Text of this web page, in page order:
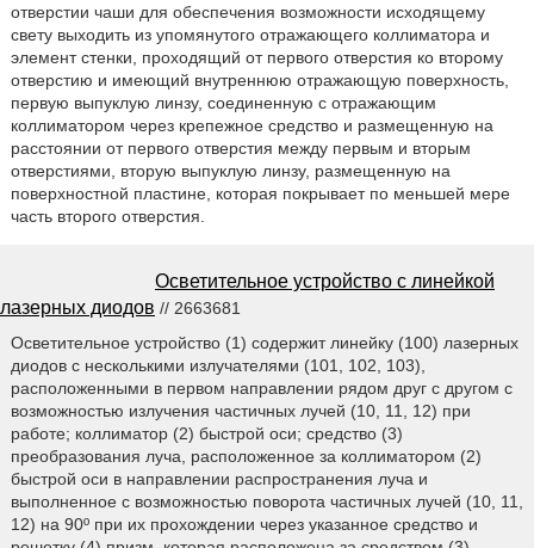
отверстии чаши для обеспечения возможности исходящему
свету выходить из упомянутого отражающего коллиматора и
элемент стенки, проходящий от первого отверстия ко второму
отверстию и имеющий внутреннюю отражающую поверхность,
первую выпуклую линзу, соединенную с отражающим
коллиматором через крепежное средство и размещенную на
расстоянии от первого отверстия между первым и вторым
отверстиями, вторую выпуклую линзу, размещенную на
поверхностной пластине, которая покрывает по меньшей мере
часть второго отверстия.
Осветительное устройство с линейкой
лазерных диодов // 2663681
Осветительное устройство (1) содержит линейку (100) лазерных
диодов с несколькими излучателями (101, 102, 103),
расположенными в первом направлении рядом друг с другом с
возможностью излучения частичных лучей (10, 11, 12) при
работе; коллиматор (2) быстрой оси; средство (3)
преобразования луча, расположенное за коллиматором (2)
быстрой оси в направлении распространения луча и
выполненное с возможностью поворота частичных лучей (10, 11,
12) на 90º при их прохождении через указанное средство и